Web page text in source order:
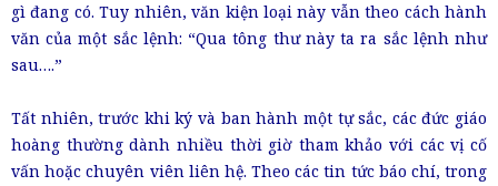
gì đang có. Tuy nhiên, văn kiện loại này vẫn theo cách hành
văn của một sắc lệnh: “Qua tông thư này ta ra sắc lệnh như
sau….”
Tất nhiên, trước khi ký và ban hành một tự sắc, các đức giáo
hoàng thường dành nhiều thời giờ tham khảo với các vị cố
vấn hoặc chuyên viên liên hệ. Theo các tin tức báo chí, trong